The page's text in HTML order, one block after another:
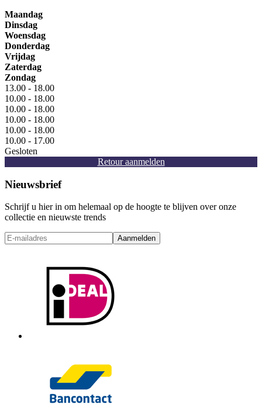
Maandag
Dinsdag
Woensdag
Donderdag
Vrijdag
Zaterdag
Zondag
13.00 - 18.00
10.00 - 18.00
10.00 - 18.00
10.00 - 18.00
10.00 - 18.00
10.00 - 17.00
Gesloten
Retour aanmelden
Nieuwsbrief
Schrijf u hier in om helemaal op de hoogte te blijven over onze
collectie en nieuwste trends
Aanmelden